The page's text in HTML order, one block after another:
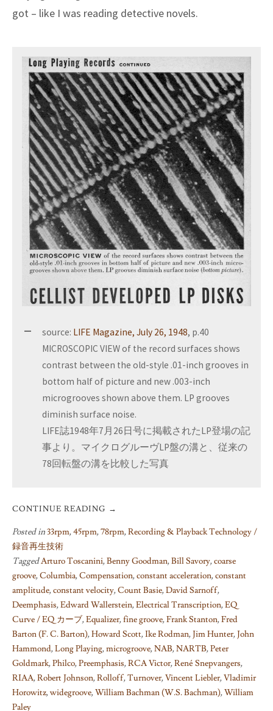
got – like I was reading detective novels.
source: LIFE Magazine, July 26, 1948, p.40
MICROSCOPIC VIEW of the record surfaces shows
contrast between the old-style .01-inch grooves in
bottom half of picture and new .003-inch
microgrooves shown above them. LP grooves
diminish surface noise.
LIFE誌1948年7月26日号に掲載されたLP登場の記
事より。マイクログルーヴLP盤の溝と、従来の
78回転盤の溝を比較した写真
CONTINUE READING →
Posted in33rpm,45rpm,78rpm,Recording & Playback Technology /
録音再生技術
TaggedArturo Toscanini,Benny Goodman,Bill Savory,coarse
groove,Columbia,Compensation,constant acceleration,constant
amplitude,constant velocity,Count Basie,David Sarnoff,
Deemphasis,Edward Wallerstein,Electrical Transcription,EQ
Curve / EQ カーブ,Equalizer,fine groove,Frank Stanton,Fred
Barton (F. C. Barton),Howard Scott,Ike Rodman,Jim Hunter,John
Hammond,Long Playing,microgroove,NAB,NARTB,Peter
Goldmark,Philco,Preemphasis,RCA Victor,René Snepvangers,
RIAA,Robert Johnson,Rolloff,Turnover,Vincent Liebler,Vladimir
Horowitz,widegroove,William Bachman (W.S. Bachman),William
Paley